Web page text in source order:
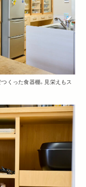
くった食器棚。見栄えもス